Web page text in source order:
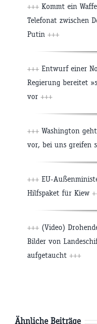
+++ Kommt ein
Telefonat zwischen
Putin +++
+++ Entwurf einer
Regierung bereitet
vor +++
+++ Washington
vor, bei uns greifen
+++ EU-
Hilfspaket für Kiew
+++ (Video)
Bilder von
aufgetaucht +++
Ähnliche Beiträge